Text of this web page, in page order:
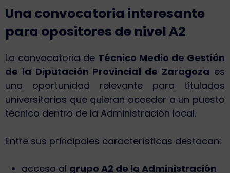
Una convocatoria interesante
para opositores de nivel A2
La convocatoria de Técnico Medio de Gestión
de la Diputación Provincial de Zaragoza es
una oportunidad relevante para titulados
universitarios que quieran acceder a un puesto
técnico dentro de la Administración local.
Entre sus principales características destacan:
acceso al grupo A2 de la Administración